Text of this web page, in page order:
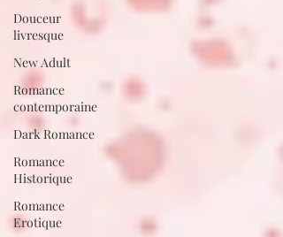
Douceur
livresque
New Adult
Romance
contemporaine
Dark Romance
Romance
Historique
Romance
Erotique